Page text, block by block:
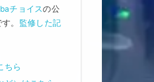
チョイスの公
。 監修した記
ちら